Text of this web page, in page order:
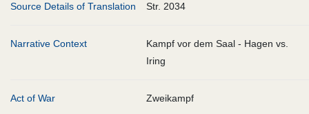
Source Details of Translation Str. 2034
Narrative Context
Kampf vor dem Saal - Hagen vs.
Iring
Act of War Zweikampf